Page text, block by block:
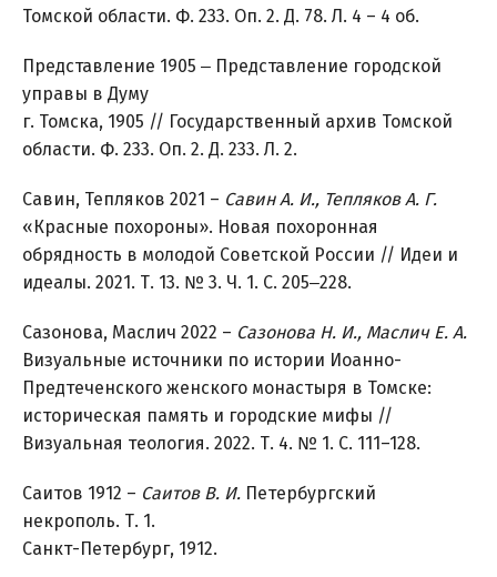
Томской области. Ф. 233. Оп. 2. Д. 78. Л. 4 – 4 об.
Представление 1905 ‒ Представление городской
управы в Думу
г. Томска, 1905 // Государственный архив Томской
области. Ф. 233. Оп. 2. Д. 233. Л. 2.
Савин, Тепляков 2021 – Савин А. И., Тепляков А. Г.
«Красные похороны». Новая похоронная
обрядность в молодой Советской России // Идеи и
идеалы. 2021. Т. 13. № 3. Ч. 1. С. 205‒228.
Сазонова, Маслич 2022 – Сазонова Н. И., Маслич Е. А.
Визуальные источники по истории Иоанно-
Предтеченского женского монастыря в Томске:
историческая память и городские мифы //
Визуальная теология. 2022. Т. 4. № 1. С. 111–128.
Саитов 1912 – Саитов В. И. Петербургский
некрополь. Т. 1.
Санкт-Петербург, 1912.